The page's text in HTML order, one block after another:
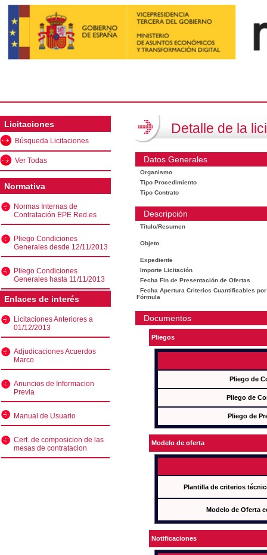
Licitaciones
Búsqueda Licitaciones
Ver Todas
Normativa
Normas Internas de
Contratación EPE Red.es
Pliego Condiciones
Generales desde 12/11/2013
Pliego Condiciones
Generales hasta 11/11/2013
Enlaces de interés
Licitaciones Anteriores a
01/12/2013
Adjudicaciones Acuerdos
Marco
Anuncios de Informacion
Previa
Manual de Usuario
Cert. de composicion de las
mesas de contratacion
Detalle de la
Datos Generales
Organismo
Tipo Procedimiento
Tipo Contrato
Descripción
Título/Resumen
Objeto
Expediente
Importe Licitación
Fecha Fin de Presentación de Ofertas
Fecha Apertura Criterios Cuantificables por
Fórmula
Documentos
Pliegos
Pliego de
Pliego de
Pliego de
Modelo de oferta
Plantilla de criterios
Modelo de Oferta
Notificaciones